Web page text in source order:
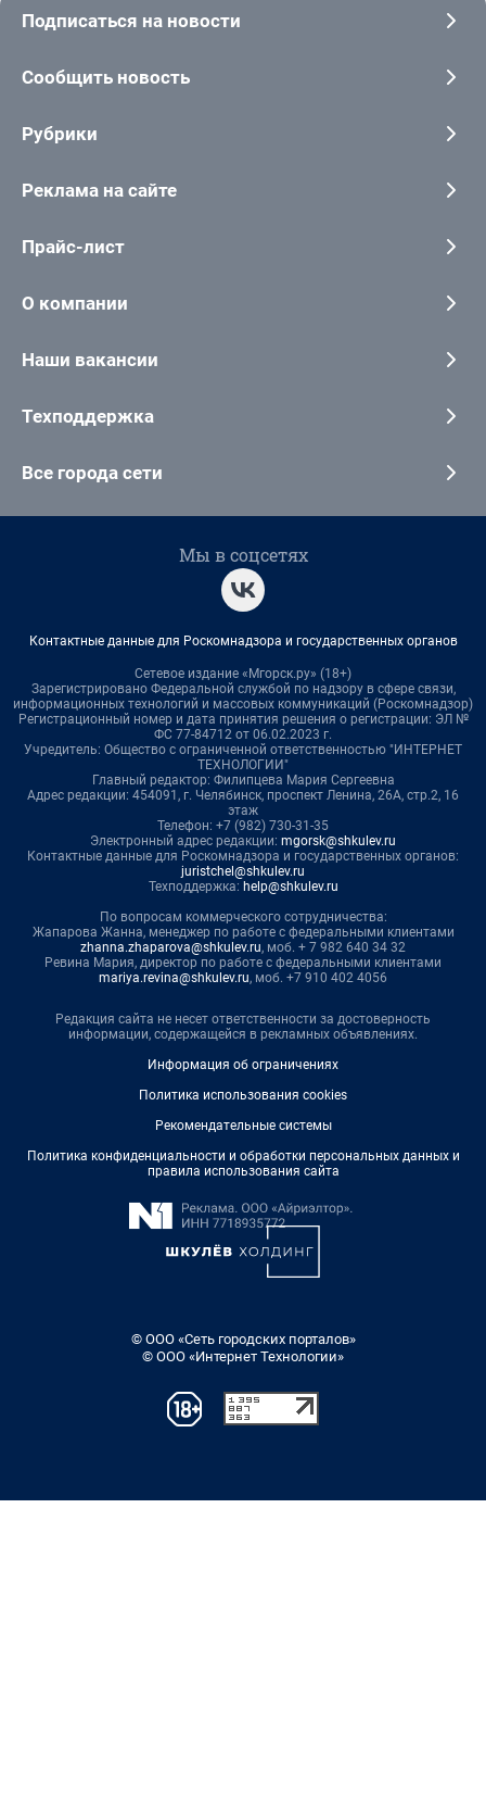
Подписаться на новости
Сообщить новость
Рубрики
Реклама на сайте
Прайс-лист
О компании
Наши вакансии
Техподдержка
Все города сети
Мы в соцсетях
Контактные данные для Роскомнадзора и государственных органов
Сетевое издание «Мгорск.ру» (18+)
Зарегистрировано Федеральной службой по надзору в сфере связи,
информационных технологий и массовых коммуникаций (Роскомнадзор)
Регистрационный номер и дата принятия решения о регистрации: ЭЛ №
ФС 77-84712 от 06.02.2023 г.
Учредитель: Общество с ограниченной ответственностью "ИНТЕРНЕТ
ТЕХНОЛОГИИ"
Главный редактор: Филипцева Мария Сергеевна
Адрес редакции: 454091, г. Челябинск, проспект Ленина, 26А, стр.2, 16
этаж
Телефон: +7 (982) 730-31-35
Электронный адрес редакции: mgorsk@shkulev.ru
Контактные данные для Роскомнадзора и государственных органов:
juristchel@shkulev.ru
Техподдержка: help@shkulev.ru
По вопросам коммерческого сотрудничества:
Жапарова Жанна, менеджер по работе с федеральными клиентами
zhanna.zhaparova@shkulev.ru, моб. + 7 982 640 34 32
Ревина Мария, директор по работе с федеральными клиентами
mariya.revina@shkulev.ru, моб. +7 910 402 4056
Редакция сайта не несет ответственности за достоверность
информации, содержащейся в рекламных объявлениях.
Информация об ограничениях
Политика использования cookies
Рекомендательные системы
Политика конфиденциальности и обработки персональных данных и
правила использования сайта
© ООО «Сеть городских порталов»
© ООО «Интернет Технологии»